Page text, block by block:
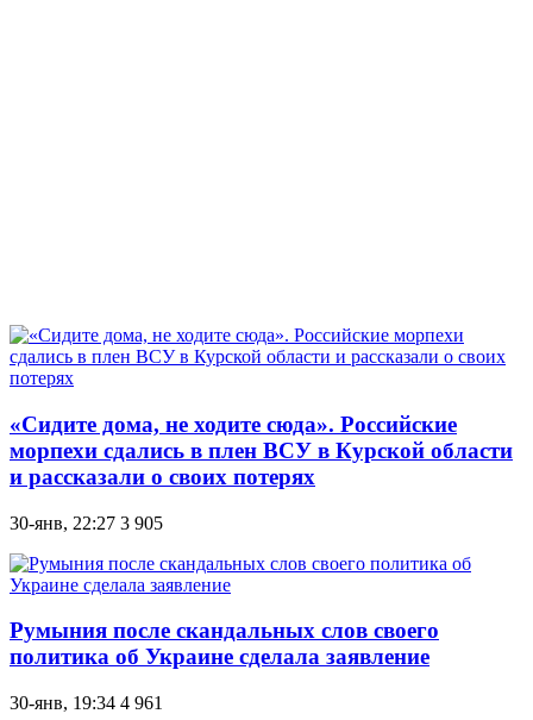
«Сидите дома, не ходите сюда». Российские
морпехи сдались в плен ВСУ в Курской области
и рассказали о своих потерях
30-янв, 22:27 3 905
Румыния после скандальных слов своего
политика об Украине сделала заявление
30-янв, 19:34 4 961